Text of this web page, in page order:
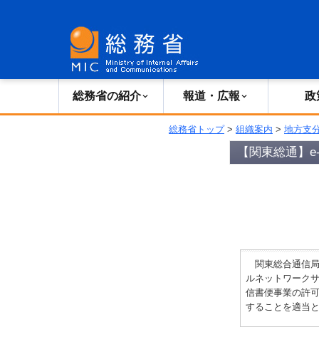
総務省の紹介 報道・広報 政
総務省トップ> 組織案内 > 地方支
【関東総通】
関東総合通信
ルネットワーク
信書便事業の許
することを適当